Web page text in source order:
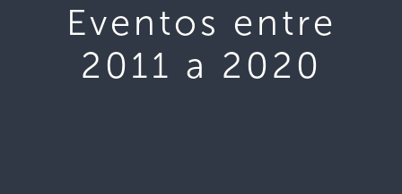
Eventos entre
2011 a 2020